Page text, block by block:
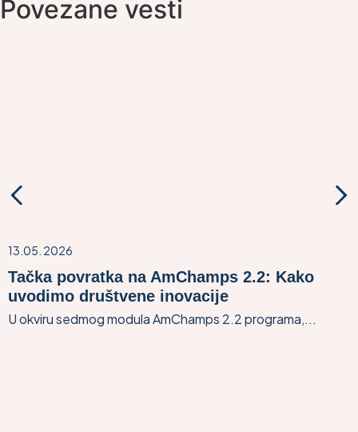
Povezane vesti
13.05. 2026
Tačka povratka na AmChamps 2.2: Kako
uvodimo društvene inovacije
U okviru sedmog modula AmChamps 2.2 programa,...